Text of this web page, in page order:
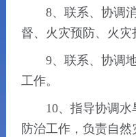
8、联系、协调
督、火灾预防、火灾
9、联系、协调
工作。
10、指导协调
防治工作，负责自